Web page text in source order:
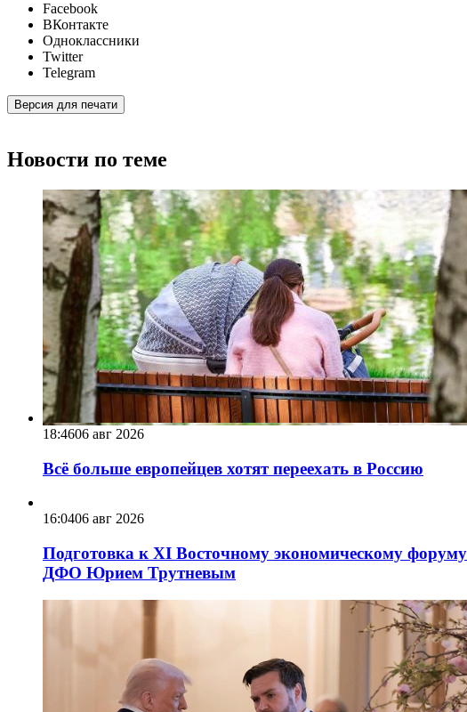
Facebook
ВКонтакте
Одноклассники
Twitter
Telegram
Версия для печати
Новости по теме
18:4606 авг 2026
Всё больше европейцев хотят переехать в Россию
16:0406 авг 2026
Подготовка к XI Восточному экономическому
ДФО Юрием Трутневым